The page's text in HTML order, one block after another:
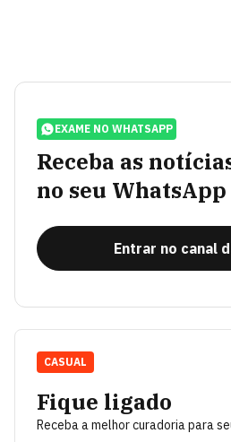
EXAME NO WHATSAPP
Receba as
no seu WhatsApp
Entrar no canal
Fique ligado
Receba a melhor curadoria para
CASUAL